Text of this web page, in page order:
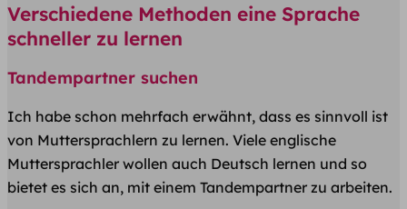
Verschiedene Methoden eine Sprache
schneller zu lernen
Tandempartner suchen
Ich habe schon mehrfach erwähnt, dass es sinnvoll ist
von Muttersprachlern zu lernen. Viele englische
Muttersprachler wollen auch Deutsch lernen und so
bietet es sich an, mit einem Tandempartner zu arbeiten.